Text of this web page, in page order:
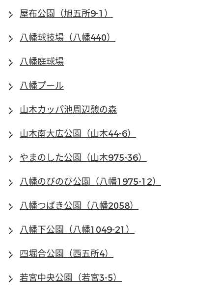
屋布公園（旭五所9-1）
八幡球技場（八幡440）
八幡庭球場
八幡プール
山木カッパ池周辺憩の森
山木南大広公園（山木44-6）
やまのした公園（山木975-36）
八幡のびのび公園（八幡1975-12）
八幡つばき公園（八幡2058）
八幡下公園（八幡1049-21）
四堀合公園（西五所4）
若宮中央公園（若宮3-5）